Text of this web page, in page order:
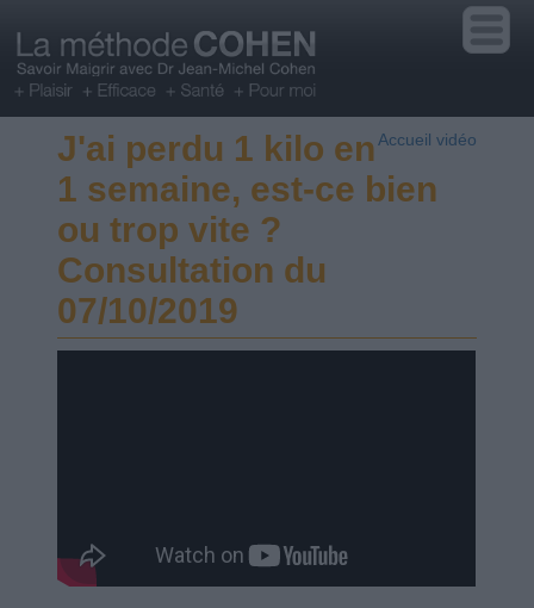
Accueil vidéo
J'ai perdu 1 kilo en
1 semaine, est-ce bien
ou trop vite ?
Consultation du
07/10/2019